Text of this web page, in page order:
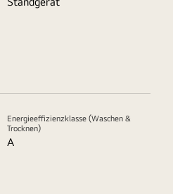
Energieeffizienzklasse (Waschen &
Trocknen)
A